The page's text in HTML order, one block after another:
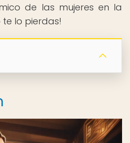
de las mujeres en la
te lo pierdas!